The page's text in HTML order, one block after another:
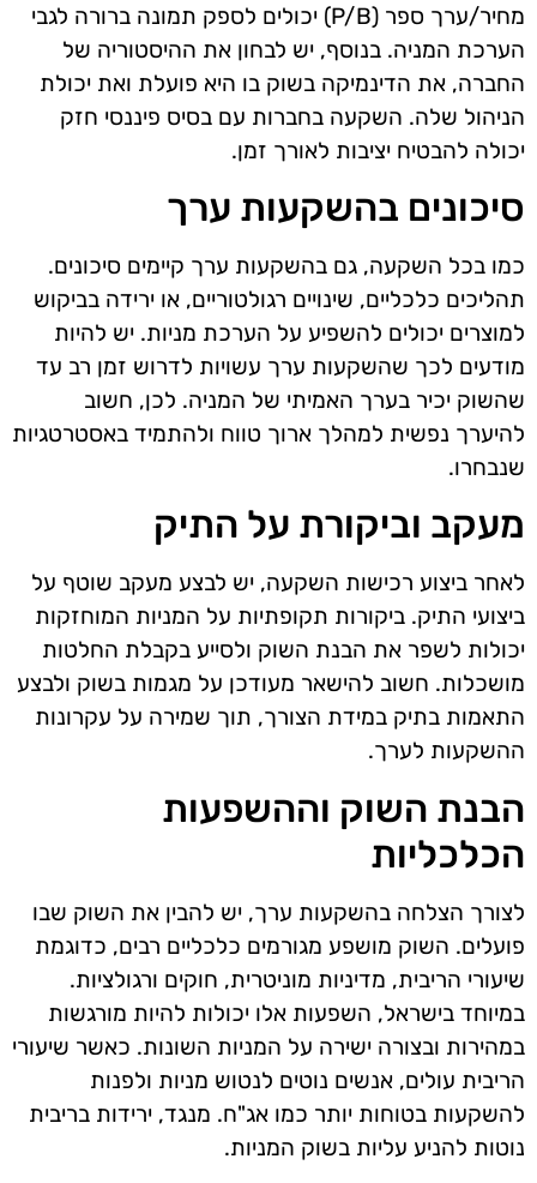
מחיר/ערך ספר (P/B) יכולים לספק תמונה ברורה לגבי
הערכת המניה. בנוסף, יש לבחון את ההיסטוריה של
החברה, את הדינמיקה בשוק בו היא פועלת ואת יכולת
הניהול שלה. השקעה בחברות עם בסיס פיננסי חזק
יכולה להבטיח יציבות לאורך זמן.
סיכונים בהשקעות ערך
כמו בכל השקעה, גם בהשקעות ערך קיימים סיכונים.
תהליכים כלכליים, שינויים רגולטוריים, או ירידה בביקוש
למוצרים יכולים להשפיע על הערכת מניות. יש להיות
מודעים לכך שהשקעות ערך עשויות לדרוש זמן רב עד
שהשוק יכיר בערך האמיתי של המניה. לכן, חשוב
להיערך נפשית למהלך ארוך טווח ולהתמיד באסטרטגיות
שנבחרו.
מעקב וביקורת על התיק
לאחר ביצוע רכישות השקעה, יש לבצע מעקב שוטף על
ביצועי התיק. ביקורות תקופתיות על המניות המוחזקות
יכולות לשפר את הבנת השוק ולסייע בקבלת החלטות
מושכלות. חשוב להישאר מעודכן על מגמות בשוק ולבצע
התאמות בתיק במידת הצורך, תוך שמירה על עקרונות
ההשקעות לערך.
הבנת השוק וההשפעות
הכלכליות
לצורך הצלחה בהשקעות ערך, יש להבין את השוק שבו
פועלים. השוק מושפע מגורמים כלכליים רבים, כדוגמת
שיעורי הריבית, מדיניות מוניטרית, חוקים ורגולציות.
במיוחד בישראל, השפעות אלו יכולות להיות מורגשות
במהירות ובצורה ישירה על המניות השונות. כאשר שיעורי
הריבית עולים, אנשים נוטים לנטוש מניות ולפנות
להשקעות בטוחות יותר כמו אג"ח. מנגד, ירידות בריבית
נוטות להניע עליות בשוק המניות.